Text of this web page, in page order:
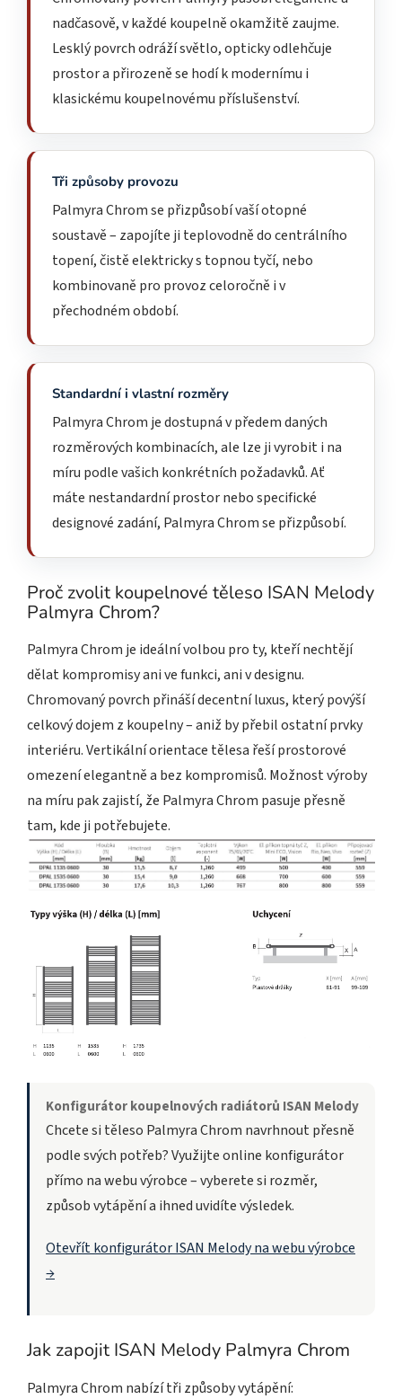
nadčasově, v každé koupelně okamžitě zaujme.
Lesklý povrch odráží světlo, opticky odlehčuje
prostor a přirozeně se hodí k modernímu i
klasickému koupelnovému příslušenství.
Tři způsoby provozu
Palmyra Chrom se přizpůsobí vaší otopné
soustavě – zapojíte ji teplovodně do centrálního
topení, čistě elektricky s topnou tyčí, nebo
kombinovaně pro provoz celoročně i v
přechodném období.
Standardní i vlastní rozměry
Palmyra Chrom je dostupná v předem daných
rozměrových kombinacích, ale lze ji vyrobit i na
míru podle vašich konkrétních požadavků. Ať
máte nestandardní prostor nebo specifické
designové zadání, Palmyra Chrom se přizpůsobí.
Proč zvolit koupelnové těleso ISAN Melody
Palmyra Chrom?
Palmyra Chrom je ideální volbou pro ty, kteří nechtějí
dělat kompromisy ani ve funkci, ani v designu.
Chromovaný povrch přináší decentní luxus, který povýší
celkový dojem z koupelny – aniž by přebil ostatní prvky
interiéru. Vertikální orientace tělesa řeší prostorové
omezení elegantně a bez kompromisů. Možnost výroby
na míru pak zajistí, že Palmyra Chrom pasuje přesně
tam, kde ji potřebujete.
Konfigurátor koupelnových radiátorů ISAN Melody
Chcete si těleso Palmyra Chrom navrhnout přesně
podle svých potřeb? Využijte online konfigurátor
přímo na webu výrobce – vyberete si rozměr,
způsob vytápění a ihned uvidíte výsledek.
Otevřít konfigurátor ISAN Melody na webu výrobce
→
Jak zapojit ISAN Melody Palmyra Chrom
Palmyra Chrom nabízí tři způsoby vytápění: